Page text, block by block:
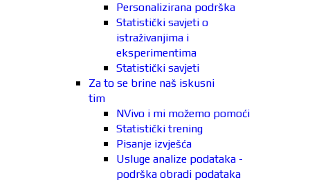
Personalizirana podrška
Statistički savjeti o
istraživanjima i
eksperimentima
Statistički savjeti
Za to se brine naš iskusni
tim
NVivo i mi možemo pomoći
Statistički trening
Pisanje izvješća
Usluge analize podataka -
podrška obradi podataka